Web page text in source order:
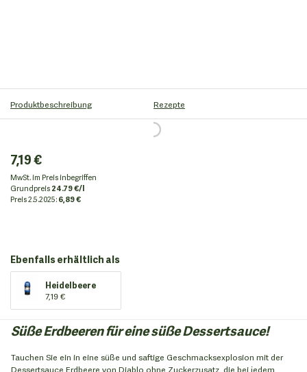
Produktbeschreibung Rezepte
7,19 €
MwSt. im Preis inbegriffen
Grundpreis24.79 €/l
Preis2.5.2025:6,89 €
Ebenfalls erhältlich als
Heidelbeere
7,19 €
Süße Erdbeeren für eine süße Dessertsauce!
Tauchen Sie ein in eine süße und saftige Geschmacksexplosion mit der
Dessertsauce Erdbeere von Diablo ohne Zuckerzusatz, die bei jedem